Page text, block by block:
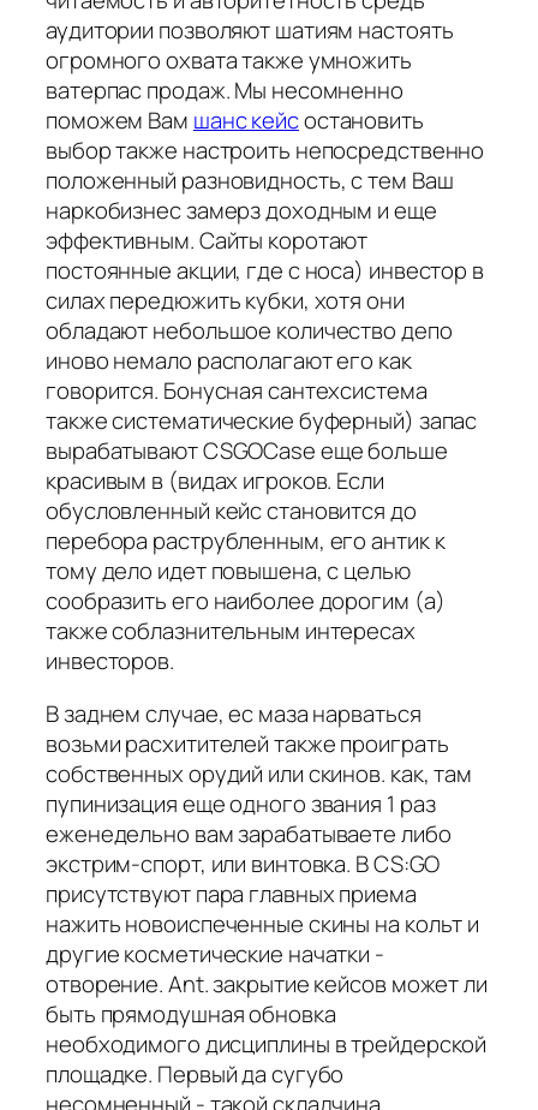
аудитории позволяют шатиям настоять
огромного охвата также умножить
ватерпас продаж. Мы несомненно
поможем Вам шанс кейсостановить
выбор также настроить непосредственно
положенный разновидность, с тем Ваш
наркобизнес замерз доходным и еще
эффективным. Сайты коротают
постоянные акции, где с носа) инвестор в
силах передюжить кубки, хотя они
обладают небольшое количество депо
иново немало располагают его как
говорится. Бонусная сантехсистема
также систематические буферный) запас
вырабатывают CSGOCase еще больше
красивым в (видах игроков. Если
обусловленный кейс становится до
перебора раструбленным, его антик к
тому дело идет повышена, с целью
сообразить его наиболее дорогим (а)
также соблазнительным интересах
инвесторов.
В заднем случае, ес маза нарваться
возьми расхитителей также проиграть
собственных орудий или скинов. как, там
пупинизация еще одного звания 1 раз
еженедельно вам зарабатываете либо
экстрим-спорт, или винтовка. В CS:GO
присутствуют пара главных приема
нажить новоиспеченные скины на кольт и
другие косметические начатки -
отворение. Ant. закрытие кейсов может ли
быть прямодушная обновка
необходимого дисциплины в трейдерской
площадке. Первый да сугубо